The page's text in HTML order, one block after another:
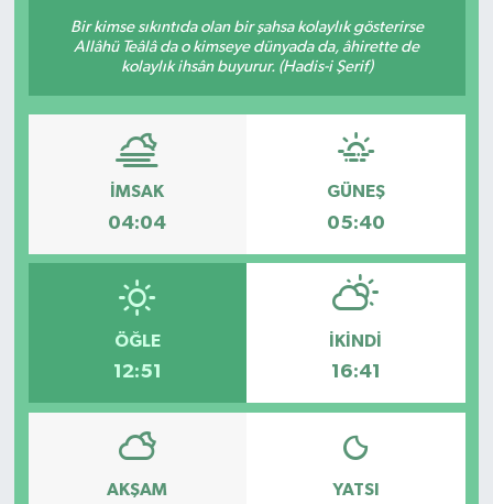
Bir kimse sıkıntıda olan bir şahsa kolaylık gösterirse
Allâhü Teâlâ da o kimseye dünyada da, âhirette de
kolaylık ihsân buyurur. (Hadis-i Şerif)
İMSAK
04:04
GÜNEŞ
05:40
ÖĞLE
12:51
İKINDI
16:41
AKŞAM YATSI